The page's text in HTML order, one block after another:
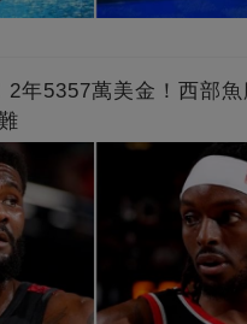
2年5357萬美金！西部魚